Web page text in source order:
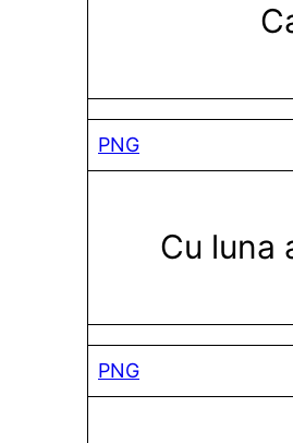
PNG
Cu luna
PNG